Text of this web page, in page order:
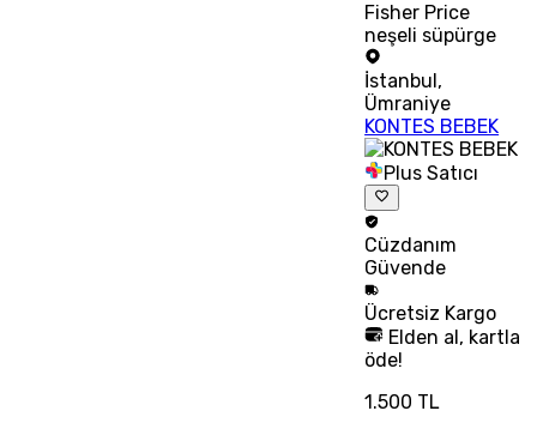
Fisher Price
neşeli süpürge
İstanbul,
Ümraniye
KONTES BEBEK
Plus Satıcı
Cüzdanım
Güvende
Ücretsiz Kargo
Elden al, kartla
öde!
1.500 TL